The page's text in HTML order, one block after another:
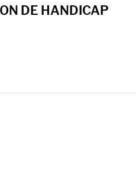
DE HANDICAP